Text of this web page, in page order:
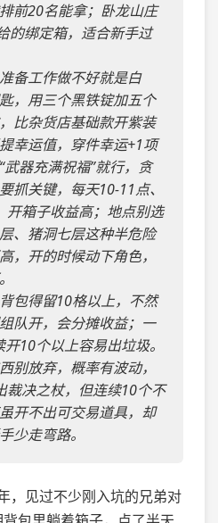
前20名能拿；卧龙山庄
的绑定箱，适合新手过
备工作做不好就是白
，用三个黑铁锭加五个
比杂货店基础款开紫装
幸运值，穿件幸运+1项
器充满祝福”就行，贪
抓关键，每天10-11点、
开箱子收益高；地点别选
、猪洞七层这种半危险
，开的时候动下角色，
包得留10格以上，不然
队开，会分摊收益；一
10个以上容易出垃圾。
别放弃，概率有波动，
裁决之杖，但连续10个不
开不出可交易道具，却
少走弯路。
，见过不少刚入坑的兄弟对